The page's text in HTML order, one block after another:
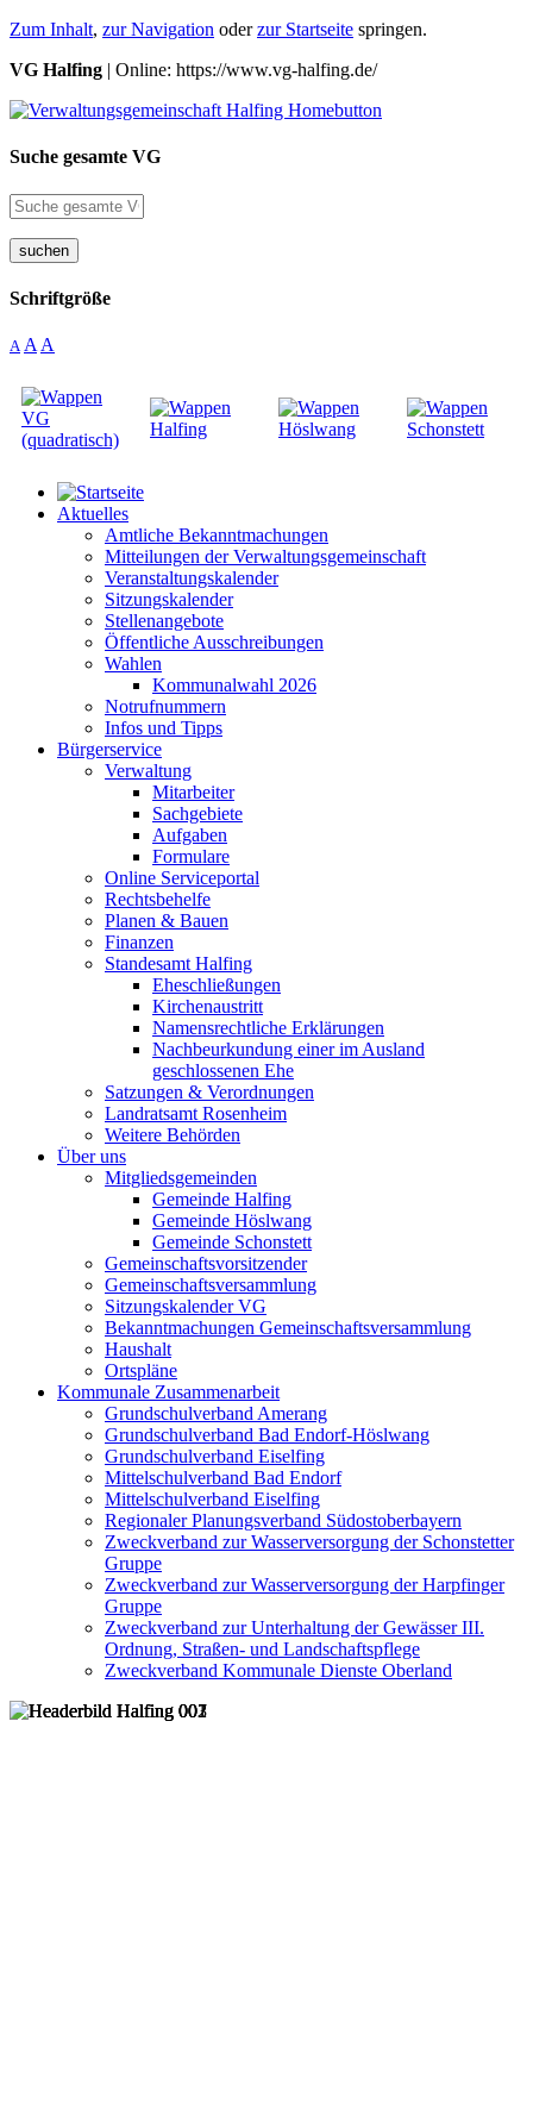
Zum Inhalt, zur Navigation oderzur Startseite springen.
VG Halfing | Online: https://www.vg-halfing.de/
Suche gesamte VG
suchen
Schriftgröße
A A A
Aktuelles
Amtliche Bekanntmachungen
Mitteilungen der Verwaltungsgemeinschaft
Veranstaltungskalender
Sitzungskalender
Stellenangebote
Öffentliche Ausschreibungen
Wahlen
Kommunalwahl 2026
Notrufnummern
Infos und Tipps
Bürgerservice
Verwaltung
Mitarbeiter
Sachgebiete
Aufgaben
Formulare
Online Serviceportal
Rechtsbehelfe
Planen & Bauen
Finanzen
Standesamt Halfing
Eheschließungen
Kirchenaustritt
Namensrechtliche Erklärungen
Nachbeurkundung einer im Ausland
geschlossenen Ehe
Satzungen & Verordnungen
Landratsamt Rosenheim
Weitere Behörden
Über uns
Mitgliedsgemeinden
Gemeinde Halfing
Gemeinde Höslwang
Gemeinde Schonstett
Gemeinschaftsvorsitzender
Gemeinschaftsversammlung
Sitzungskalender VG
Bekanntmachungen Gemeinschaftsversammlung
Haushalt
Ortspläne
Kommunale Zusammenarbeit
Grundschulverband Amerang
Grundschulverband Bad Endorf-Höslwang
Grundschulverband Eiselfing
Mittelschulverband Bad Endorf
Mittelschulverband Eiselfing
Regionaler Planungsverband Südostoberbayern
Zweckverband zur Wasserversorgung der Schonstetter
Gruppe
Zweckverband zur Wasserversorgung der Harpfinger
Gruppe
Zweckverband zur Unterhaltung der Gewässer III.
Ordnung, Straßen- und Landschaftspflege
Zweckverband Kommunale Dienste Oberland